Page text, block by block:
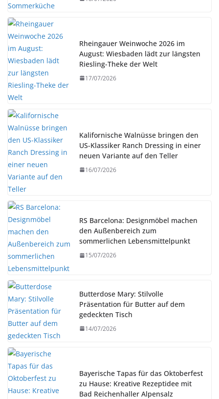
Rheingauer Weinwoche 2026 im
August: Wiesbaden lädt zur längsten
Riesling-Theke der Welt
17/07/2026
Kalifornische Walnüsse bringen den
US-Klassiker Ranch Dressing in einer
neuen Variante auf den Teller
16/07/2026
RS Barcelona: Designmöbel machen
den Außenbereich zum
sommerlichen Lebensmittelpunkt
15/07/2026
Butterdose Mary: Stilvolle
Präsentation für Butter auf dem
gedeckten Tisch
14/07/2026
Bayerische Tapas für das Oktoberfest
zu Hause: Kreative Rezeptidee mit
Bad Reichenhaller Alpensalz